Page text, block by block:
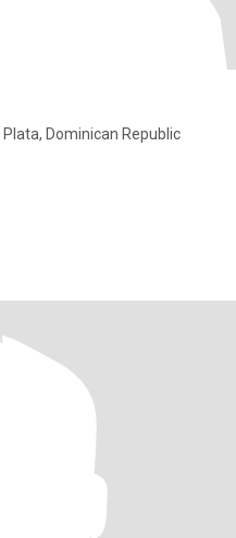
Dominican Republic